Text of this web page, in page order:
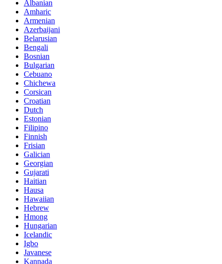
Albanian
Amharic
Armenian
Azerbaijani
Belarusian
Bengali
Bosnian
Bulgarian
Cebuano
Chichewa
Corsican
Croatian
Dutch
Estonian
Filipino
Finnish
Frisian
Galician
Georgian
Gujarati
Haitian
Hausa
Hawaiian
Hebrew
Hmong
Hungarian
Icelandic
Igbo
Javanese
Kannada